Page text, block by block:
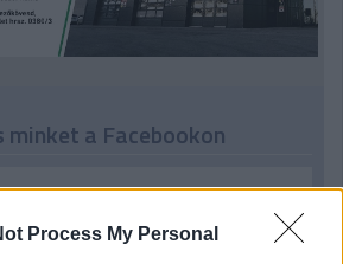
Process My Personal
minket a Facebookon